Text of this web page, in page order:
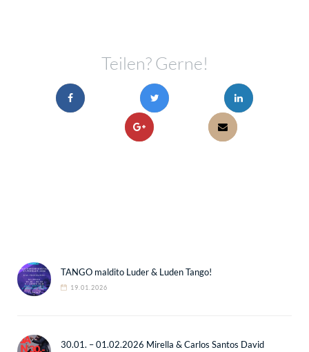
Teilen? Gerne!
TANGO maldito Luder & Luden Tango!
19.01.2026
30.01. – 01.02.2026 Mirella & Carlos Santos David